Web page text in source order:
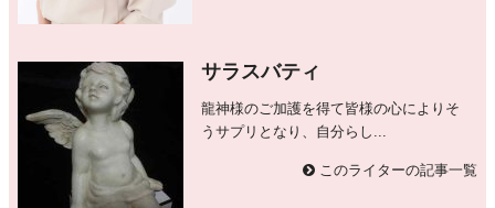
サラスバティ
龍神様のご加護を得て皆様の心によりそ
うサプリとなり、自分らし...
このライターの記事一覧